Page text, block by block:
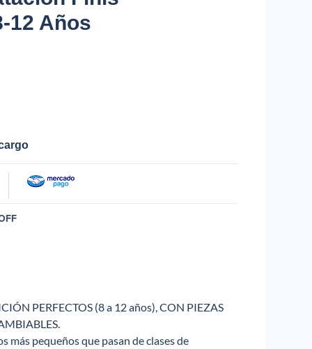
12 Años
PERFECTOS (8 a 12 años), CON PIEZAS
más pequeños que pasan de clases de